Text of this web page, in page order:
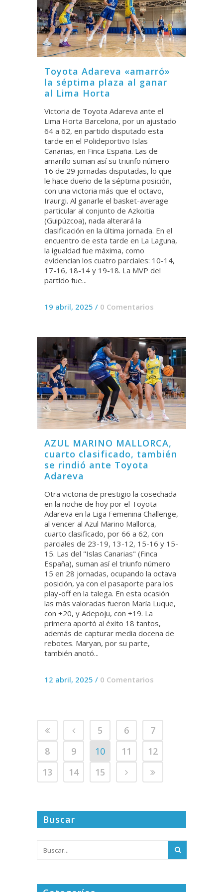
Toyota Adareva «amarró»
la séptima plaza al ganar
al Lima Horta
Victoria de Toyota Adareva ante el
Lima Horta Barcelona, por un ajustado
64 a 62, en partido disputado esta
tarde en el Polideportivo Islas
Canarias, en Finca España. Las de
amarillo suman así su triunfo número
16 de 29 jornadas disputadas, lo que
le hace dueño de la séptima posición,
con una victoria más que el octavo,
Iraurgi. Al ganarle el basket-average
particular al conjunto de Azkoitia
(Guipúzcoa), nada alterará la
clasificación en la última jornada. En el
encuentro de esta tarde en La Laguna,
la igualdad fue máxima, como
evidencian los cuatro parciales: 10-14,
17-16, 18-14 y 19-18. La MVP del
partido fue...
19 abril, 2025 / 0 Comentarios
AZUL MARINO MALLORCA,
cuarto clasificado, también
se rindió ante Toyota
Adareva
Otra victoria de prestigio la cosechada
en la noche de hoy por el Toyota
Adareva en la Liga Femenina Challenge,
al vencer al Azul Marino Mallorca,
cuarto clasificado, por 66 a 62, con
parciales de 23-19, 13-12, 15-16 y 15-
15. Las del "Islas Canarias" (Finca
España), suman así el triunfo número
15 en 28 jornadas, ocupando la octava
posición, ya con el pasaporte para los
play-off en la talega. En esta ocasión
las más valoradas fueron María Luque,
con +20, y Adepoju, con +19. La
primera aportó al éxito 18 tantos,
además de capturar media docena de
rebotes. Maryan, por su parte,
también anotó...
12 abril, 2025 / 0 Comentarios
5 6
7
8
9 10 11
12
13
14 15
Buscar